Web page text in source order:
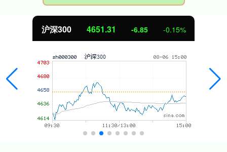
沪深300 4651.31 -6.85 -0.15%